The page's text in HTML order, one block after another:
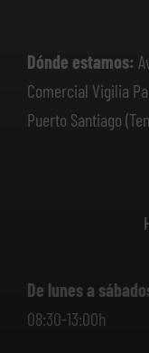
Dónde estamos:
Comercial Vigilia
Puerto Santiago
De lunes a
08:30-13:00h